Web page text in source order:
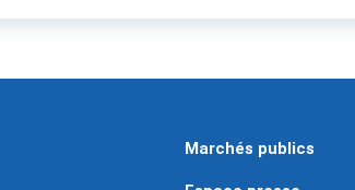
Marchés publics